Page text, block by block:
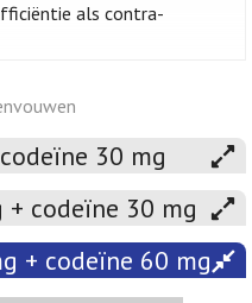
als contra-
30 mg
codeïne 30 mg
+ codeïne 60 mg